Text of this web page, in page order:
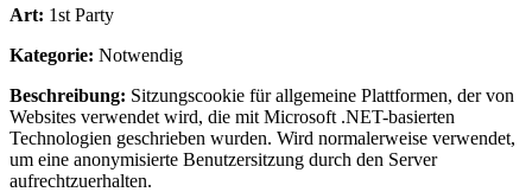
Art: 1st Party
Kategorie: Notwendig
Beschreibung: Sitzungscookie für allgemeine Plattformen, der von
Websites verwendet wird, die mit Microsoft .NET-basierten
Technologien geschrieben wurden. Wird normalerweise verwendet,
um eine anonymisierte Benutzersitzung durch den Server
aufrechtzuerhalten.